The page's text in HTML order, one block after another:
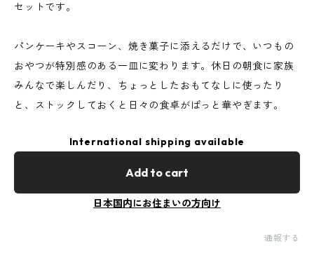
セットです。
パンケーキやスコーン、焼き菓子に添えるだけで、いつもの
おやつが特別感のある一皿に変わります。休日の朝食に家族
みんなで楽しんだり、ちょっとしたおもてなしに使ったり
と、ストックしておくと日々の食卓がぱっと華やぎます。
International shipping available
Add to cart
日本国内にお住まいの方向け
通報する